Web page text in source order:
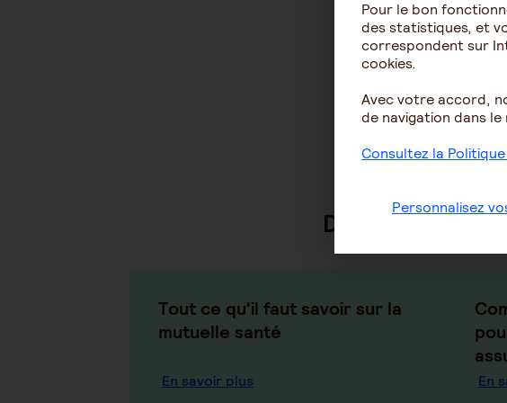
certains
rapport
Pour
ou de
Infra-Annuelle
d’année
Découvrez
Tout ce qu'il faut savoir sur la
mutuelle santé
En savoir plus En
Pour le bon
des statistiques, et
correspondent sur
cookies.
Avec votre accord,
de navigation dans
Consultez la
Personnalisez